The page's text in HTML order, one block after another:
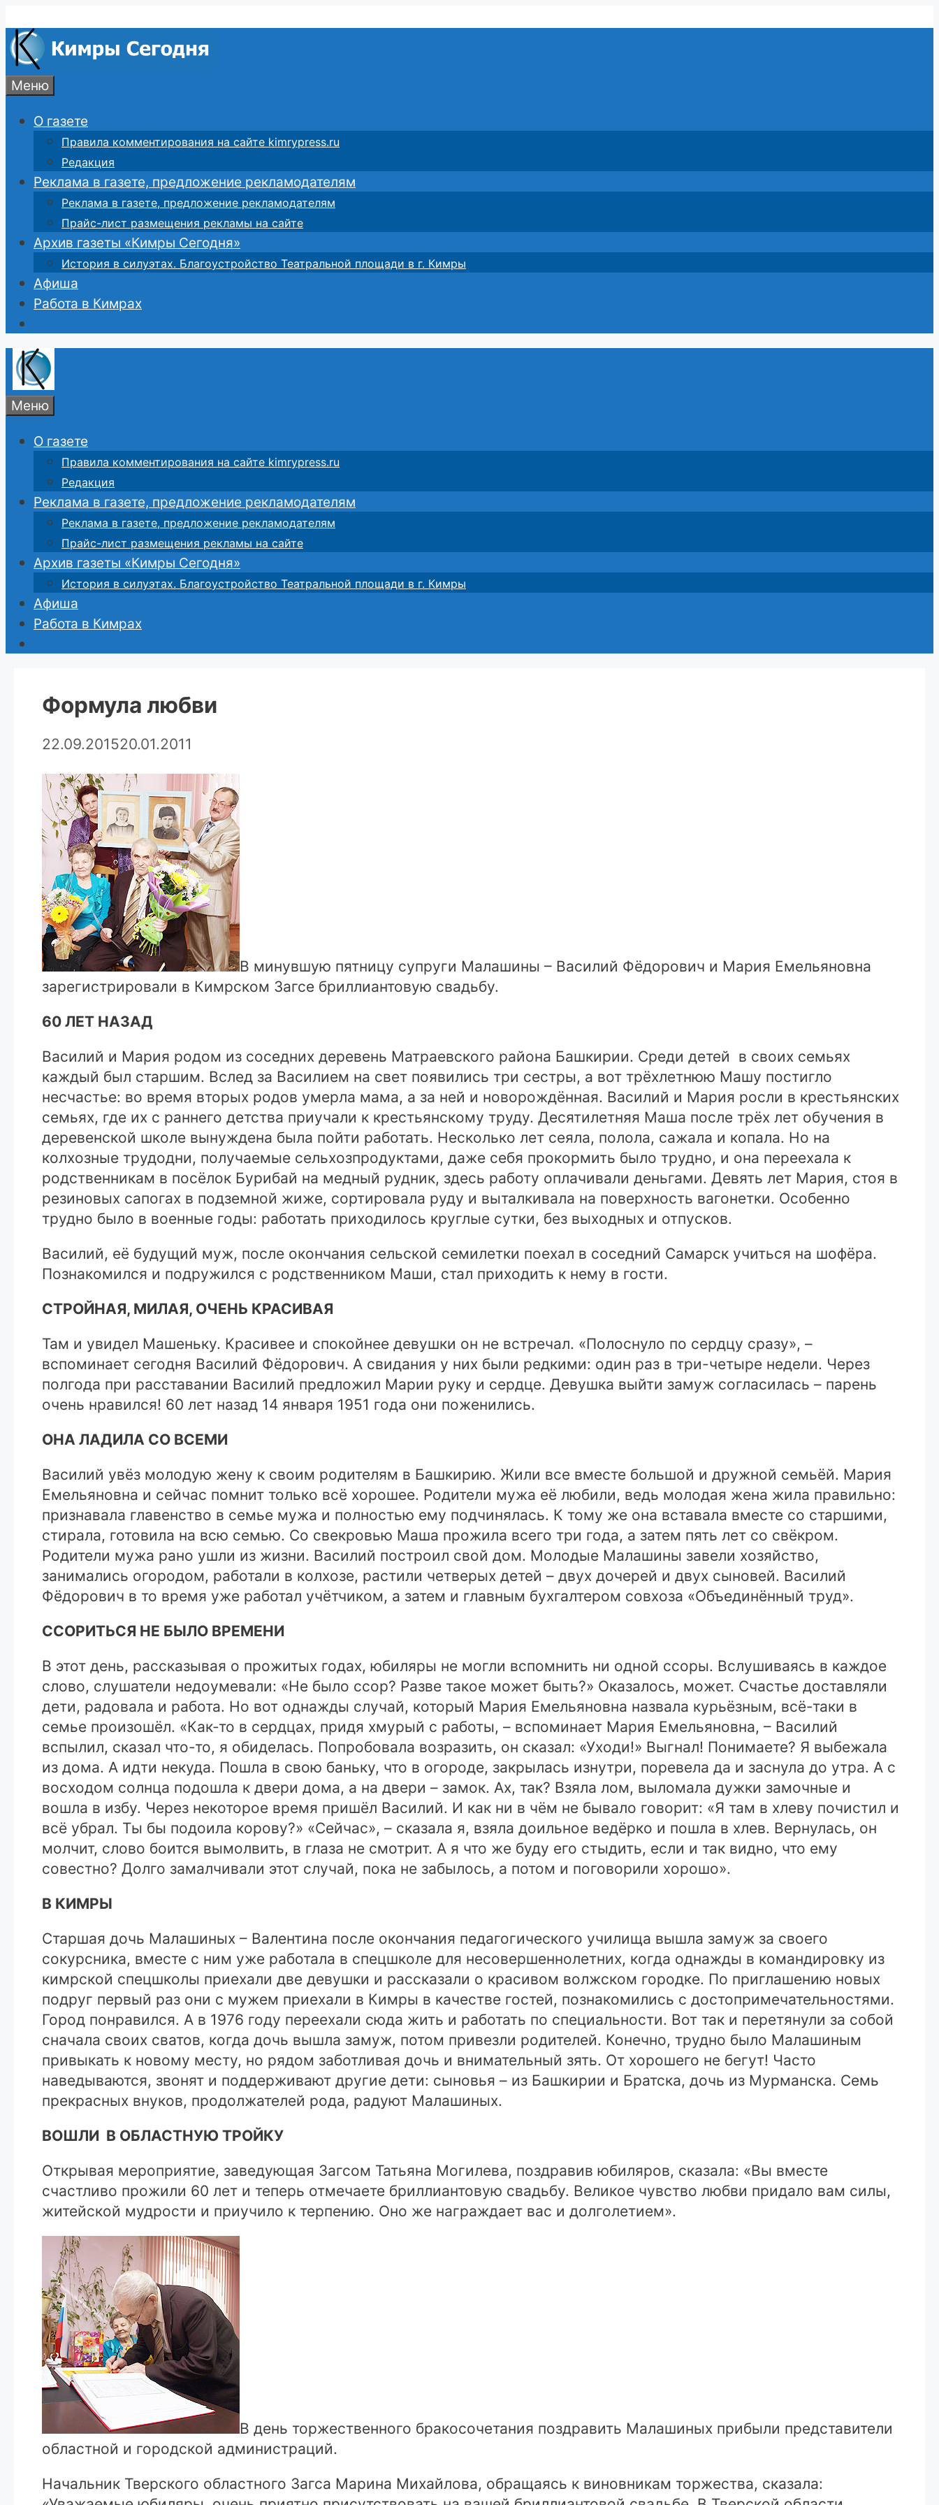
к
содержимому
Меню
О газете
Правила комментирования на сайте kimrypress.ru
Редакция
Реклама в газете, предложение рекламодателям
Реклама в газете, предложение рекламодателям
Прайс-лист размещения рекламы на сайте
Архив газеты «Кимры Сегодня»
История в силуэтах. Благоустройство Театральной площади в г. Кимры
Афиша
Работа в Кимрах
Меню
О газете
Правила комментирования на сайте kimrypress.ru
Редакция
Реклама в газете, предложение рекламодателям
Реклама в газете, предложение рекламодателям
Прайс-лист размещения рекламы на сайте
Архив газеты «Кимры Сегодня»
История в силуэтах. Благоустройство Театральной площади в г. Кимры
Афиша
Работа в Кимрах
Формула любви
22.09.201520.01.2011
В минувшую пятницу супруги Малашины – Василий Фёдорович и Мария Емельяновна
зарегистрировали в Кимрском Загсе бриллиантовую свадьбу.
60 ЛЕТ НАЗАД
Василий и Мария родом из соседних деревень Матраевского района Башкирии. Среди детей в своих семьях
каждый был старшим. Вслед за Василием на свет появились три сестры, а вот трёхлетнюю Машу постигло
несчастье: во время вторых родов умерла мама, а за ней и новорождённая. Василий и Мария росли в крестьянских
семьях, где их с раннего детства приучали к крестьянскому труду. Десятилетняя Маша после трёх лет обучения в
деревенской школе вынуждена была пойти работать. Несколько лет сеяла, полола, сажала и копала. Но на
колхозные трудодни, получаемые сельхозпродуктами, даже себя прокормить было трудно, и она переехала к
родственникам в посёлок Бурибай на медный рудник, здесь работу оплачивали деньгами. Девять лет Мария, стоя в
резиновых сапогах в подземной жиже, сортировала руду и выталкивала на поверхность вагонетки. Особенно
трудно было в военные годы: работать приходилось круглые сутки, без выходных и отпусков.
Василий, её будущий муж, после окончания сельской семилетки поехал в соседний Самарск учиться на шофёра.
Познакомился и подружился с родственником Маши, стал приходить к нему в гости.
СТРОЙНАЯ, МИЛАЯ, ОЧЕНЬ КРАСИВАЯ
Там и увидел Машеньку. Красивее и спокойнее девушки он не встречал. «Полоснуло по сердцу сразу», –
вспоминает сегодня Василий Фёдорович. А свидания у них были редкими: один раз в три-четыре недели. Через
полгода при расставании Василий предложил Марии руку и сердце. Девушка выйти замуж согласилась – парень
очень нравился! 60 лет назад 14 января 1951 года они поженились.
ОНА ЛАДИЛА СО ВСЕМИ
Василий увёз молодую жену к своим родителям в Башкирию. Жили все вместе большой и дружной семьёй. Мария
Емельяновна и сейчас помнит только всё хорошее. Родители мужа её любили, ведь молодая жена жила правильно:
признавала главенство в семье мужа и полностью ему подчинялась. К тому же она вставала вместе со старшими,
стирала, готовила на всю семью. Со свекровью Маша прожила всего три года, а затем пять лет со свёкром.
Родители мужа рано ушли из жизни. Василий построил свой дом. Молодые Малашины завели хозяйство,
занимались огородом, работали в колхозе, растили четверых детей – двух дочерей и двух сыновей. Василий
Фёдорович в то время уже работал учётчиком, а затем и главным бухгалтером совхоза «Объединённый труд».
ССОРИТЬСЯ НЕ БЫЛО ВРЕМЕНИ
В этот день, рассказывая о прожитых годах, юбиляры не могли вспомнить ни одной ссоры. Вслушиваясь в каждое
слово, слушатели недоумевали: «Не было ссор? Разве такое может быть?» Оказалось, может. Счастье доставляли
дети, радовала и работа. Но вот однажды случай, который Мария Емельяновна назвала курьёзным, всё-таки в
семье произошёл. «Как-то в сердцах, придя хмурый с работы, – вспоминает Мария Емельяновна, – Василий
вспылил, сказал что-то, я обиделась. Попробовала возразить, он сказал: «Уходи!» Выгнал! Понимаете? Я выбежала
из дома. А идти некуда. Пошла в свою баньку, что в огороде, закрылась изнутри, поревела да и заснула до утра. А с
восходом солнца подошла к двери дома, а на двери – замок. Ах, так? Взяла лом, выломала дужки замочные и
вошла в избу. Через некоторое время пришёл Василий. И как ни в чём не бывало говорит: «Я там в хлеву почистил и
всё убрал. Ты бы подоила корову?» «Сейчас», – сказала я, взяла доильное ведёрко и пошла в хлев. Вернулась, он
молчит, слово боится вымолвить, в глаза не смотрит. А я что же буду его стыдить, если и так видно, что ему
совестно? Долго замалчивали этот случай, пока не забылось, а потом и поговорили хорошо».
В КИМРЫ
Старшая дочь Малашиных – Валентина после окончания педагогического училища вышла замуж за своего
сокурсника, вместе с ним уже работала в спецшколе для несовершеннолетних, когда однажды в командировку из
кимрской спецшколы приехали две девушки и рассказали о красивом волжском городке. По приглашению новых
подруг первый раз они с мужем приехали в Кимры в качестве гостей, познакомились с достопримечательностями.
Город понравился. А в 1976 году переехали сюда жить и работать по специальности. Вот так и перетянули за собой
сначала своих сватов, когда дочь вышла замуж, потом привезли родителей. Конечно, трудно было Малашиным
привыкать к новому месту, но рядом заботливая дочь и внимательный зять. От хорошего не бегут! Часто
наведываются, звонят и поддерживают другие дети: сыновья – из Башкирии и Братска, дочь из Мурманска. Семь
прекрасных внуков, продолжателей рода, радуют Малашиных.
ВОШЛИ В ОБЛАСТНУЮ ТРОЙКУ
Открывая мероприятие, заведующая Загсом Татьяна Могилева, поздравив юбиляров, сказала: «Вы вместе
счастливо прожили 60 лет и теперь отмечаете бриллиантовую свадьбу. Великое чувство любви придало вам силы,
житейской мудрости и приучило к терпению. Оно же награждает вас и долголетием».
В день торжественного бракосочетания поздравить Малашиных прибыли представители
областной и городской администраций.
Начальник Тверского областного Загса Марина Михайлова, обращаясь к виновникам торжества, сказала: